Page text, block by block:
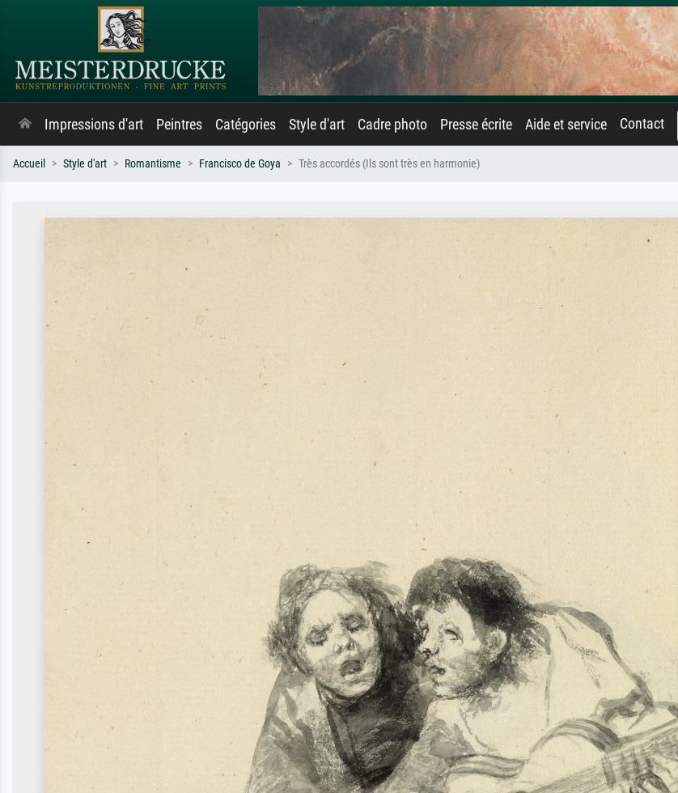
Impressions d'art Peintres Catégories Style d'art Cadre photo Presse écrite Aide et service Contact
Accueil Style d'art Romantisme Francisco de Goya Très accordés (Ils sont très en harmonie)